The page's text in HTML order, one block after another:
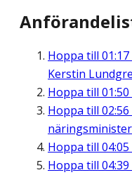
Hoppa till 01:17
Kerstin
Hoppa till 01:50
Hoppa till 02:56
Hoppa till 04:05
Hoppa till 04:39